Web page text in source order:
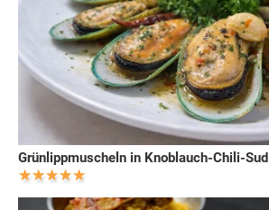
Grünlippmuscheln in Knoblauch-Chili-Sud